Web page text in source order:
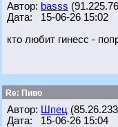
Автор: basss
Дата: 15-06-26 15:02
кто любит гинесс -
Re: Пиво
Автор: Шпец
Дата: 15-06-26 15:04